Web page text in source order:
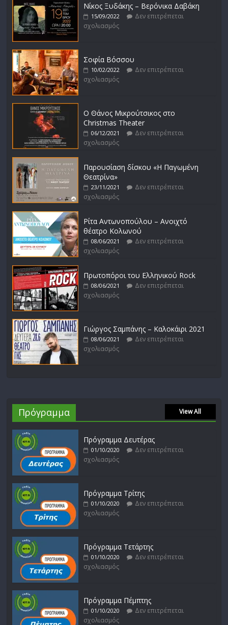
Νίκος Ξυδάκης – Βερόνικα Δαβάκη
15/09/2022
Δεν επιτρέπεται
σχολιασμός
Σοφία Βόσσου
10/02/2022
Δεν επιτρέπεται
σχολιασμός
Ο Θάνος Μικρούτσικος στο
Christmas Theater
06/12/2021
Δεν επιτρέπεται
σχολιασμός
Παρουσίαση δίσκου «Η Παγωμένη
Θεατρίνα»
23/11/2021
Δεν επιτρέπεται
σχολιασμός
Ρίτα Αντωνοπούλου – Ανοιχτό
θέατρο Κολωνού
08/06/2021
Δεν επιτρέπεται
σχολιασμός
Πρωτοπόροι του Ελληνικού Rock
08/06/2021
Δεν επιτρέπεται
σχολιασμός
Γιώργος Σαμπάνης – Καλοκάιρι 2021
08/06/2021
Δεν επιτρέπεται
σχολιασμός
Πρόγραμμα View All
Πρόγραμμα Δευτέρας
01/10/2020
Δεν επιτρέπεται
σχολιασμός
Πρόγραμμα Τρίτης
01/10/2020
Δεν επιτρέπεται
σχολιασμός
Πρόγραμμα Τετάρτης
01/10/2020
Δεν επιτρέπεται
σχολιασμός
Πρόγραμμα Πέμπτης
01/10/2020
Δεν επιτρέπεται
σχολιασμός